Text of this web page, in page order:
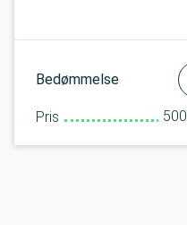
Bedømmelse
Pris